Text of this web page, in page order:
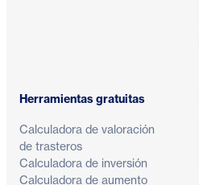
Herramientas gratuitas
Calculadora de valoración
de trasteros
Calculadora de inversión
Calculadora de aumento